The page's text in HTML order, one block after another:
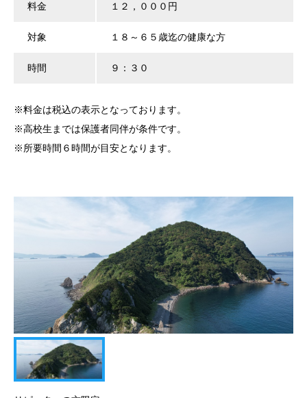
料金 １２，０００円
対象 １８～６５歳迄の健康な方
時間 ９：３０
※料金は税込の表示となっております。
※高校生までは保護者同伴が条件です。
※所要時間６時間が目安となります。